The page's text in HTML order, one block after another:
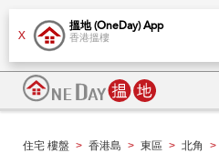
X
搵地 (OneDay) App
香港搵樓
住宅 樓盤 > 香港島 > 東區 > 北角 >